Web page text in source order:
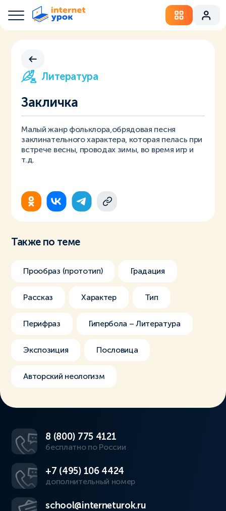
Литература
Закличка
Малый жанр фольклора,обрядовая песня
заклинательного характера, которая пелась при
встрече весны, проводах зимы, во время игр и
т.д.
Также по теме
Прообраз (прототип) Градация
Рассказ Характер Тип
Перифраз Гипербола – Литература
Экспозиция Пословица
Авторский неологизм
8 (800) 775 4121
бесплатно по России
+7 (495) 106 4424
дополнительный номер
school@interneturok.ru